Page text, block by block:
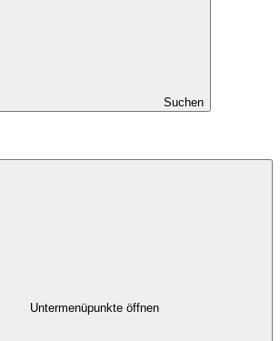
Suchen
Untermenüpunkte öffnen